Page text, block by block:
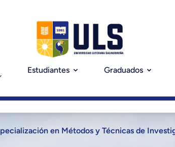
Estudiantes Graduados
en Métodos y Técnicas de